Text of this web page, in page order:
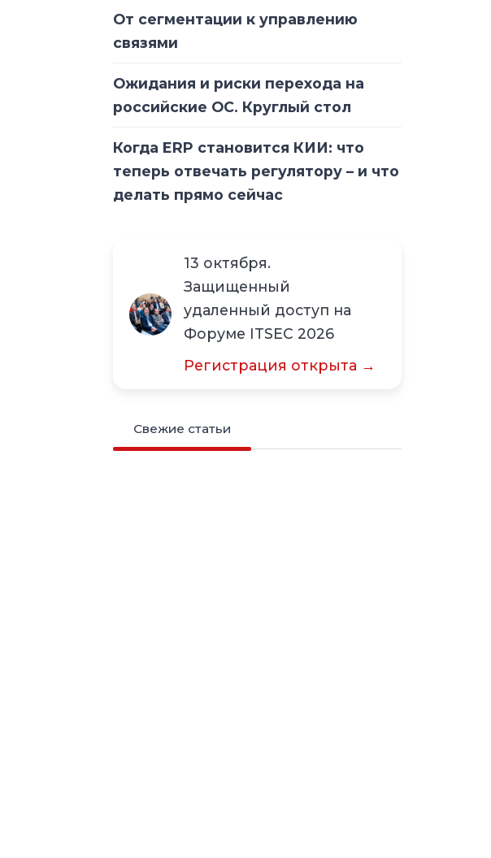
От сегментации к управлению
связями
Ожидания и риски перехода на
российские ОС. Круглый стол
Когда ERP становится КИИ: что
теперь отвечать регулятору – и что
делать прямо сейчас
13 октября.
Защищенный
удаленный доступ на
Форуме ITSEC 2026
Регистрация открыта →
Свежие статьи